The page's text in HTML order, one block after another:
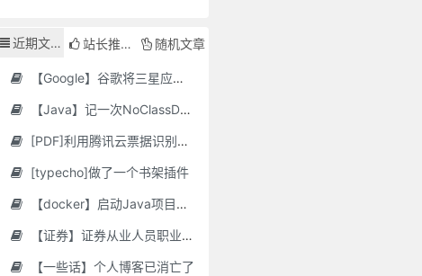
近期文章 站长推荐 随机文章
【Google】谷歌将三星应用程序标记为“有害”，并要求用户删除它们
【Java】记一次NoClassDefFoundError错误修复
[PDF]利用腾讯云票据识别接口自动修改PDF文件名
[typecho]做了一个书架插件
【docker】启动Java项目报GC Thread
【证券】证券从业人员职业道德要求及常见违规行为
【一些话】个人博客已消亡了